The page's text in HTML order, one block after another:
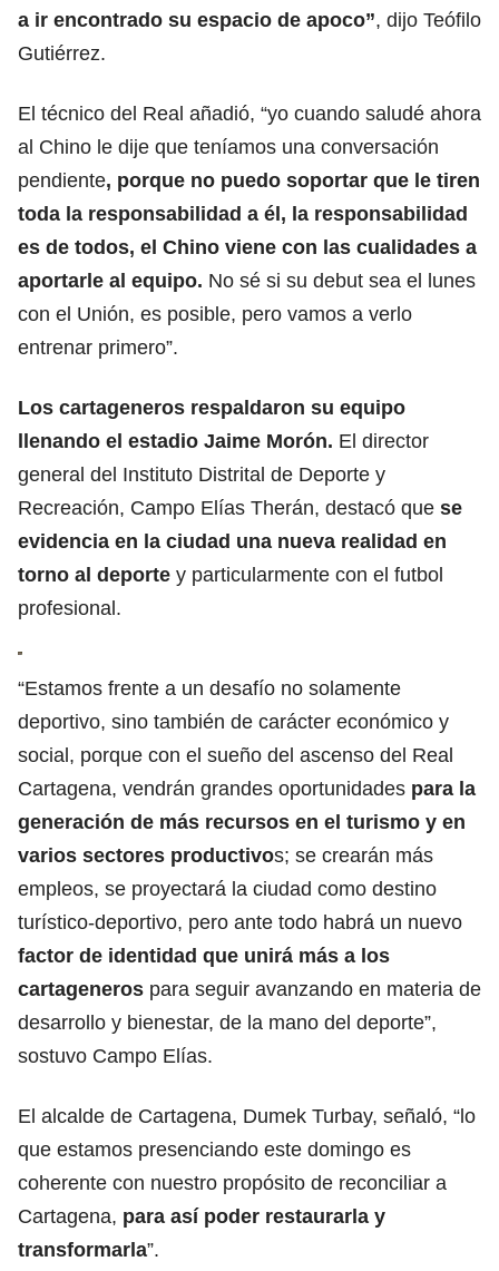
a ir encontrado su espacio de apoco”, dijo Teófilo
Gutiérrez.
El técnico del Real añadió, “yo cuando saludé ahora
al Chino le dije que teníamos una conversación
pendiente, porque no puedo soportar que le tiren
toda la responsabilidad a él, la responsabilidad
es de todos, el Chino viene con las cualidades a
aportarle al equipo. No sé si su debut sea el lunes
con el Unión, es posible, pero vamos a verlo
entrenar primero”.
Los cartageneros respaldaron su equipo
llenando el estadio Jaime Morón. El director
general del Instituto Distrital de Deporte y
Recreación, Campo Elías Therán, destacó que se
evidencia en la ciudad una nueva realidad en
torno al deporte y particularmente con el futbol
profesional.
“Estamos frente a un desafío no solamente
deportivo, sino también de carácter económico y
social, porque con el sueño del ascenso del Real
Cartagena, vendrán grandes oportunidades para la
generación de más recursos en el turismo y en
varios sectores productivos; se crearán más
empleos, se proyectará la ciudad como destino
turístico-deportivo, pero ante todo habrá un nuevo
factor de identidad que unirá más a los
cartageneros para seguir avanzando en materia de
desarrollo y bienestar, de la mano del deporte”,
sostuvo Campo Elías.
El alcalde de Cartagena, Dumek Turbay, señaló, “lo
que estamos presenciando este domingo es
coherente con nuestro propósito de reconciliar a
Cartagena, para así poder restaurarla y
transformarla”.